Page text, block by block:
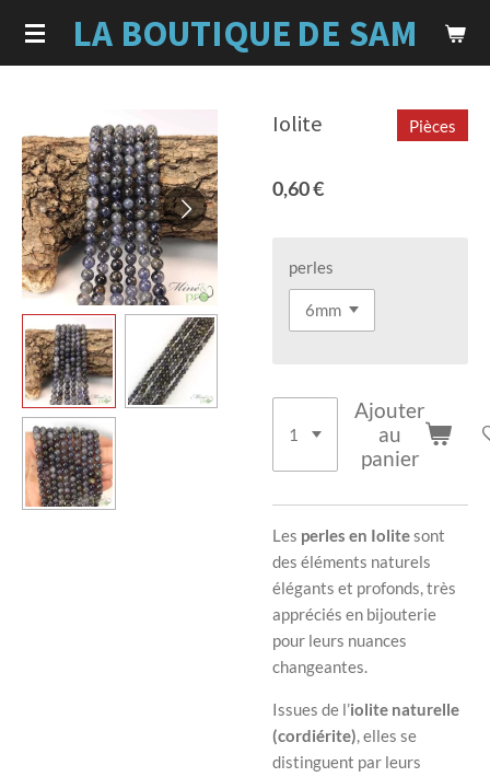
Passer
au
LA BOUTIQUE DE SAM
Iolite Pièces
0,60 €
perles
Ajouter
au
panier
Les perles en Iolitesont
des éléments naturels
élégants et profonds, très
appréciés en bijouterie
pour leurs nuances
changeantes.
Issues de l’iolite naturelle
(cordiérite), elles se
distinguent par leurs